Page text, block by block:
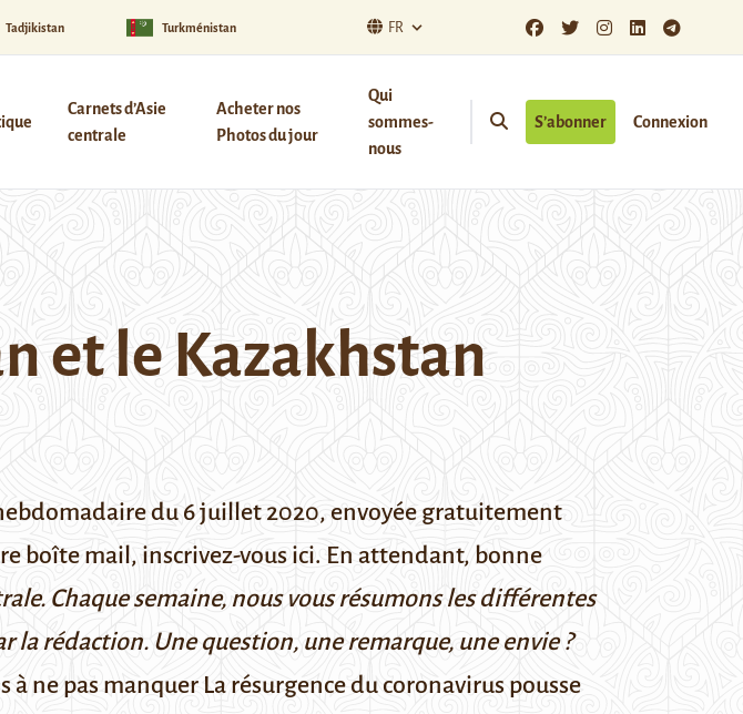
Tadjikistan Turkménistan FR
Carnets d’Asie
centrale
Acheter nos
Photos du jour
Qui
sommes-
nous
S’abonner Connexion
et le Kazakhstan
du 6 juillet 2020, envoyée gratuitement
boîte mail, inscrivez-vous ici. En attendant, bonne
Chaque semaine, nous vous résumons les différentes
rédaction. Une question, une remarque, une envie ?
à ne pas manquer La résurgence du coronavirus pousse